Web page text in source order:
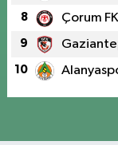
8 Çorum FK
9
10